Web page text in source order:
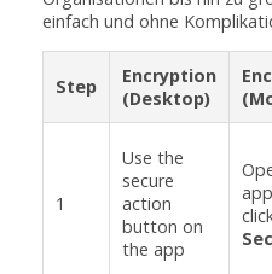
einfach und ohne
Step
Encryption
(Desktop)
1
Use the
secure
action
button on
the app